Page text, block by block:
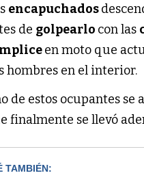
encapuchados
de golpearlo con las
en moto que
hombres en el interior.
de estos ocupantes se
finalmente se llevó
TAMBIÉN: